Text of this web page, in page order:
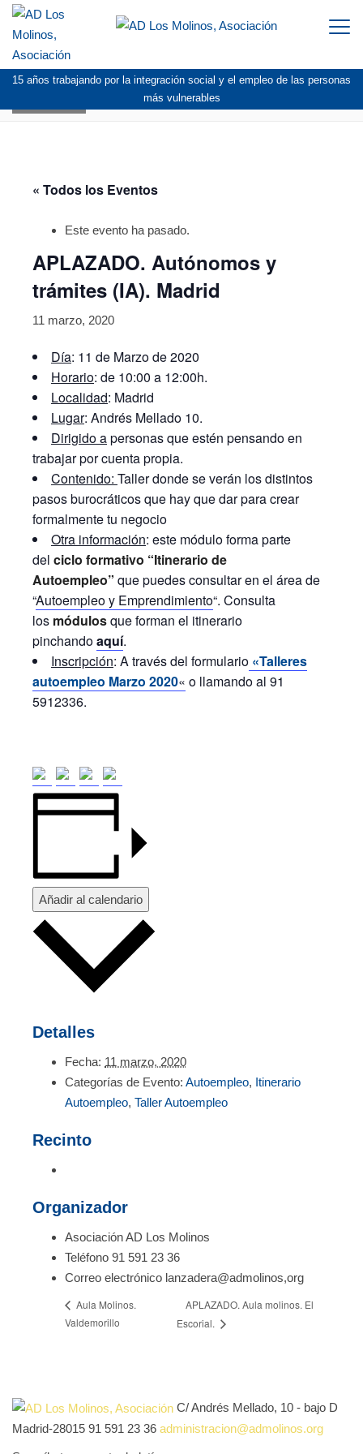
15 años trabajando por la integración social y el empleo de las personas
más vulnerables
« Todos los Eventos
Este evento ha pasado.
APLAZADO. Autónomos y
trámites (IA). Madrid
11 marzo, 2020
Día: 11 de Marzo de 2020
Horario: de 10:00 a 12:00h.
Localidad: Madrid
Lugar: Andrés Mellado 10.
Dirigido apersonas que estén pensando en
trabajar por cuenta propia.
Contenido: Taller donde se verán los distintos
pasos burocráticos que hay que dar para crear
formalmente tu negocio
Otra información: este módulo forma parte
del ciclo formativo “Itinerario de
Autoempleo” que puedes consultar en el área de
“Autoempleo y Emprendimiento“. Consulta
los módulosque forman el itinerario
pinchandoaquí.
Inscripción: A través del formulario «Talleres
autoempleo Marzo 2020« o llamando al 91
5912336.
Añadir al calendario
Detalles
Fecha: 11 marzo, 2020
Categorías de Evento: Autoempleo, Itinerario
Autoempleo, Taller Autoempleo
Recinto
Organizador
Asociación AD Los Molinos
Teléfono 91 591 23 36
Correo electrónico lanzadera@admolinos,org
Aula Molinos.
Valdemorillo
APLAZADO. Aula molinos. El
Escorial.
C/ Andrés Mellado, 10 - bajo D
Madrid-28015 91 591 23 36 administracion@admolinos.org